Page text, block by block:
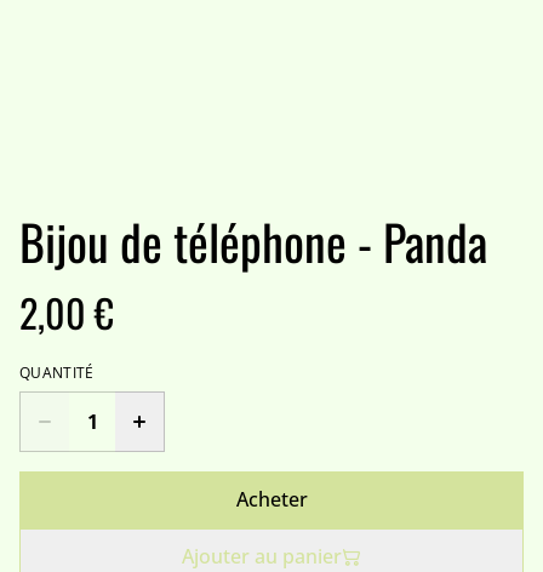
Bijou de téléphone - Panda
2,00 €
QUANTITÉ
Acheter
Ajouter au panier